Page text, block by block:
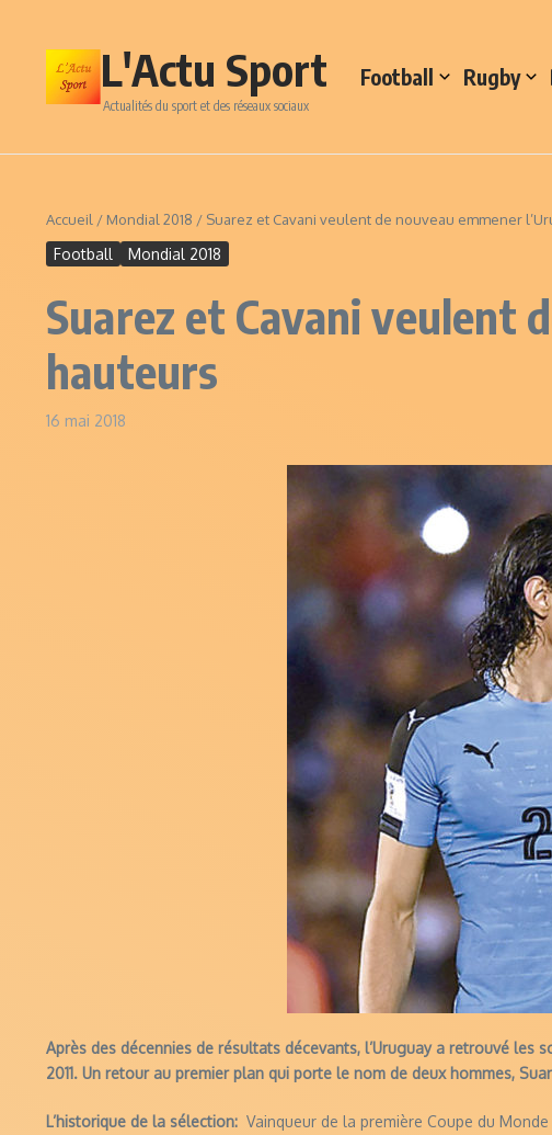
L'Actu Sport
Actualités du sport et des réseaux sociaux
Football Rugby
Accueil / Mondial 2018 / Suarez et Cavani veulent de nouveau emmener
Football Mondial 2018
Suarez et Cavani veulent
hauteurs
16 mai 2018
Après des décennies de résultats décevants, l’Uruguay a retrouvé
2011. Un retour au premier plan qui porte le nom de deux hommes,
L’historique de la sélection: Vainqueur de la première Coupe du